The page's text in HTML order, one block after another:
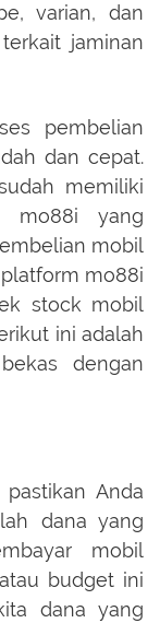
varian, dan
jaminan
pembelian
dan cepat.
memiliki
mo88i yang
mobil
mo88i
stock mobil
ini adalah
dengan
Anda
dana yang
mobil
budget ini
dana yang